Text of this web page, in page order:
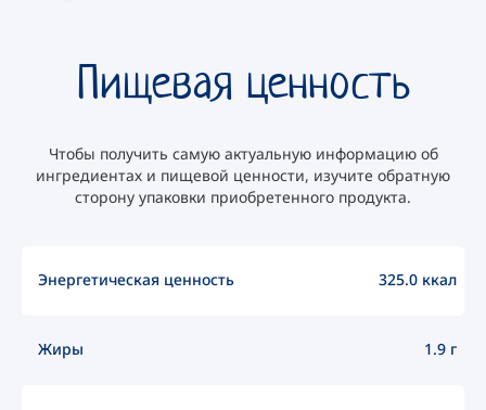
Пищевая ценность
Чтобы получить самую актуальную информацию об
ингредиентах и пищевой ценности, изучите обратную
сторону упаковки приобретенного продукта.
Энергетическая ценность 325.0 ккал
Жиры 1.9 г